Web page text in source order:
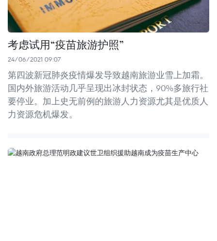
考虑试用“疫苗旅游护照”
24/06/2021 09:07
第四波新冠肺炎疫情爆发导致越南旅游业雪上加霜。
国内外旅游活动几乎呈现出冰封状态，90%多旅行社
要停业。加上史无前例的旅游人力资源尤其是优质人
力资源危机爆发。